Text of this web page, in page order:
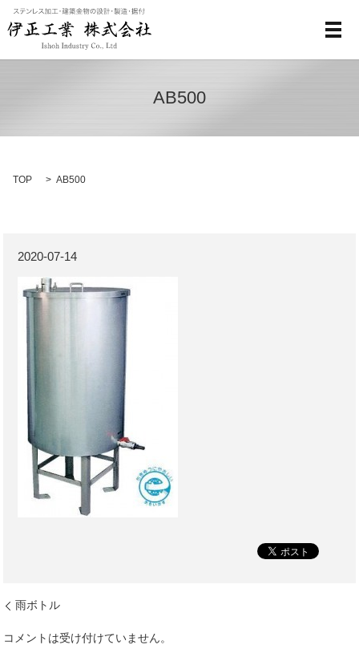
メ
AB500
TOP AB500
2020-07-14
雨ボトル
コメントは受け付けていません。